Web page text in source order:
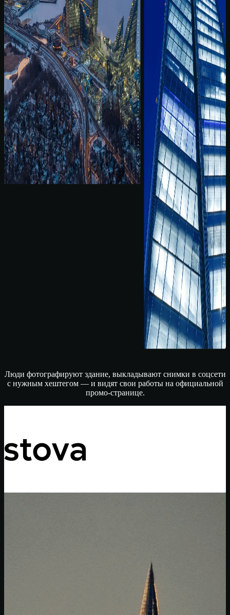
Люди фотографируют здание, выкладывают снимки в соцсети
с нужным хештегом — и видят свои работы на официальной
промо-странице.